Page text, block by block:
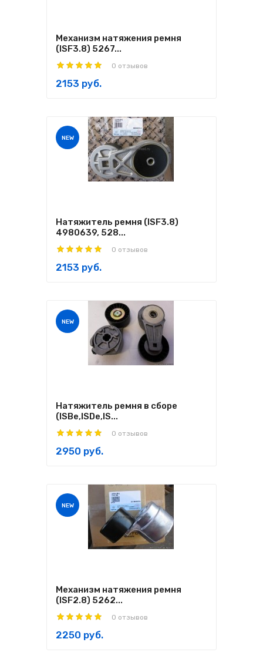
Механизм натяжения ремня
(ISF3.8) 5267...
0 отзывов
2153 руб.
NEW
Натяжитель ремня (ISF3.8)
4980639, 528...
0 отзывов
2153 руб.
NEW
Натяжитель ремня в сборе
(ISBe,ISDe,IS...
0 отзывов
2950 руб.
NEW
Механизм натяжения ремня
(ISF2.8) 5262...
0 отзывов
2250 руб.